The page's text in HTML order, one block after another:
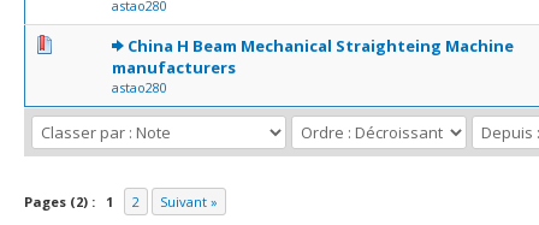
astao280
China H Beam Mechanical Straighteing Machine
manufacturers
astao280
0 Votes - 0 sur 5 en moyenne
12345
Pages (2) : 1 2 Suivant »